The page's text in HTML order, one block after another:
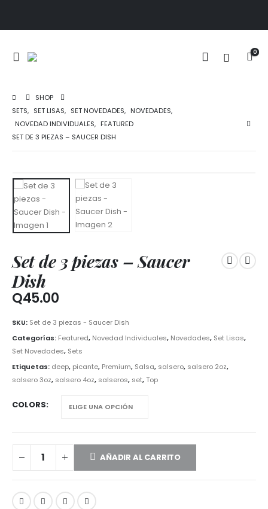
0
SHOP
SETS, SET LISAS, SET NOVEDADES, NOVEDADES,
NOVEDAD INDIVIDUALES, FEATURED
SET DE 3 PIEZAS – SAUCER DISH
Set de 3 piezas – Saucer
Dish
Q45.00
SKU: Set de 3 piezas - Saucer Dish
Categorías: Featured, Novedad Individuales, Novedades, Set Lisas,
Set Novedades, Sets
Etiquetas: deep, picante, Premium, Salsa, salsero, salsero 2oz,
salsero 3oz, salsero 4oz, salseros, set,Top
COLORS
AÑADIR AL CARRITO